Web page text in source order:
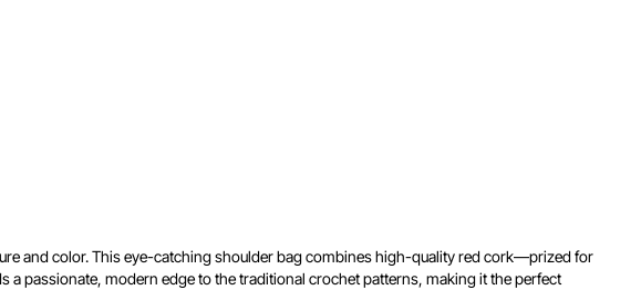
and color. This eye-catching shoulder bag combines high-quality red cork—prized for
passionate, modern edge to the traditional crochet patterns, making it the perfect